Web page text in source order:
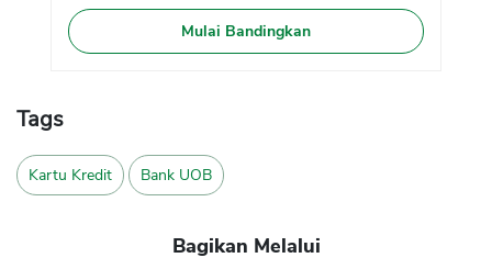
Mulai Bandingkan
Tags
Kartu Kredit Bank UOB
Bagikan Melalui